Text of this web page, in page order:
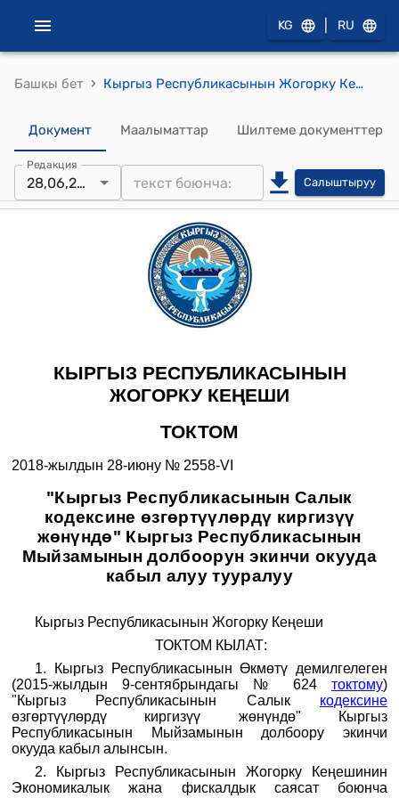
KG RU
Башкы бет › Кыргыз Республикасынын Жогорку Кеңешинин 2018-жылдын 28-июнундагы № 2558-VI "Кыргыз Республикасынын Салык кодексине өзгөртүүлөрдү киргизүү жөнүндө" Кыргыз Республикасынын Мыйзамынын долбоорун экинчи окууда кабыл алуу тууралуу" токтому
Документ Маалыматтар Шилтеме документтер
Редакция
28,06,2018 Салыштыруу